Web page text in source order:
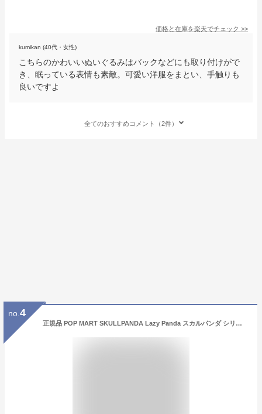
価格と在庫を楽天でチェック >>
kumikan (40代・女性)
こちらのかわいいぬいぐるみはバックなどにも取り付けがで
き、眠っている表情も素敵。可愛い洋服をまとい、手触りも
良いですよ
全てのおすすめコメント（2件）
no. 4
正規品 POP MART SKULLPANDA Lazy Panda スカルパンダ シリーズ ぬいぐるみ ペンダント 1ピース ポップマート フィギュア おもちゃ ソフビ キャラクター 誕生日 プレゼント 雑貨 ラブブ labubu JAPAN ユ00572